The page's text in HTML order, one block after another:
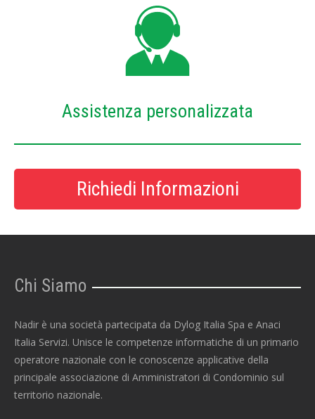
Assistenza personalizzata
Richiedi Informazioni
Chi Siamo
Nadir è una società partecipata da Dylog Italia Spa e Anaci
Italia Servizi. Unisce le competenze informatiche di un primario
operatore nazionale con le conoscenze applicative della
principale associazione di Amministratori di Condominio sul
territorio nazionale.